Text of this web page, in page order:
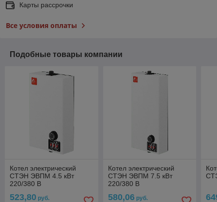
Карты рассрочки
Все условия оплаты
Подобные товары компании
Котел электрический
СТЭН ЭВПМ 4.5 кВт
220/380 В
523,80 руб.
Котел электрический
СТЭН ЭВПМ 7.5 кВт
220/380 В
580,06руб.